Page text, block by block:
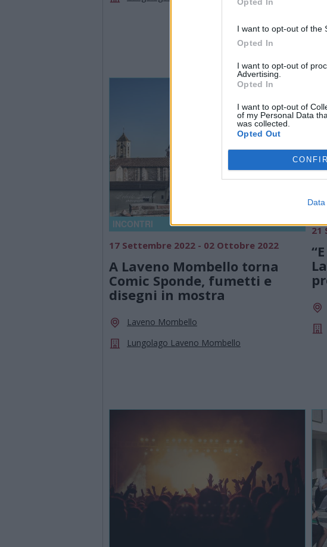
I want to opt-out of the
Opted In
I want to opt-out of
Advertising.
Opted In
I want to opt-out of
of my Personal Data
was collected.
Opted Out
INCONTRI
17 Settembre 2022 - 02 Ottobre 2022
A Laveno Mombello torna
Comic Sponde, fumetti e
disegni in mostra
Laveno Mombello
Lungolago Laveno Mombello
21